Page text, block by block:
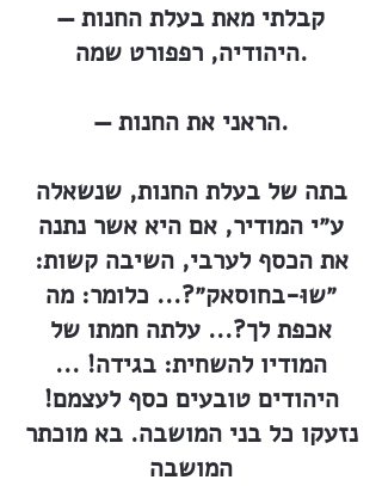
— קבלתי מאת בעלת החנות
היהודיה, רפפורט שמה.
— הראני את החנות.
בתה של בעלת החנות, שנשאלה
ע״י המודיר, אם היא אשר נתנה
את הכסף לערבי, השיבה קשות:
״שוּ-בחוסאק״?... כלומר: מה
אכפת לך?... עלתה חמתו של
המודיו להשחית: בגידה! ...
היהודים טובעים כסף לעצמם!
נזעקו כל בני המושבה. בא מוכתר
המושבה